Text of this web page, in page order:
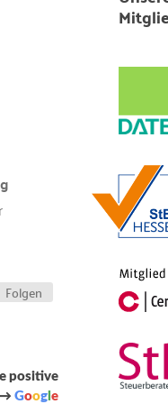
Folgen
positive
→Goog le